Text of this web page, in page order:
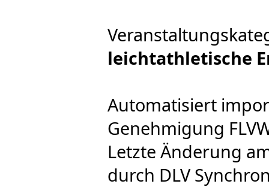
leichtathletische
Automatisiert
Genehmigung
Letzte Änderung
durch DLV